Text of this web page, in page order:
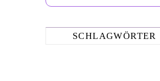
SCHLAGWÖRTER